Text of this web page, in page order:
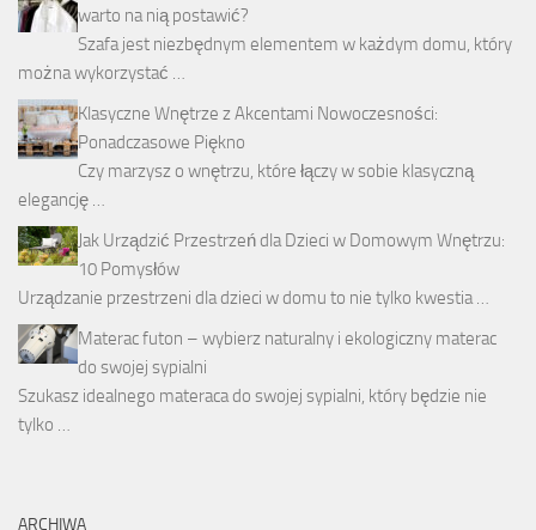
warto na nią postawić?
Szafa jest niezbędnym elementem w każdym domu, który
można wykorzystać …
Klasyczne Wnętrze z Akcentami Nowoczesności:
Ponadczasowe Piękno
Czy marzysz o wnętrzu, które łączy w sobie klasyczną
elegancję …
Jak Urządzić Przestrzeń dla Dzieci w Domowym Wnętrzu:
10 Pomysłów
Urządzanie przestrzeni dla dzieci w domu to nie tylko kwestia …
Materac futon – wybierz naturalny i ekologiczny materac
do swojej sypialni
Szukasz idealnego materaca do swojej sypialni, który będzie nie
tylko …
ARCHIWA